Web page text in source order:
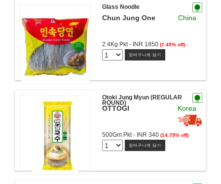
Glass Noodle
Chun Jung One China
2.4Kg Pkt - INR 1850(7.45% off)
장바구니에 담기
Otoki Jung Myun (REGULAR
ROUND)
OTTOGI Korea
500Gm Pkt - INR 340(14.79% off)
장바구니에 담기